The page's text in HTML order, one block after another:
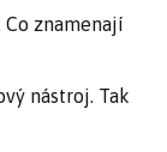
znamenají
nástroj. Tak